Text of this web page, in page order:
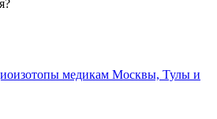
медикам Москвы, Тулы и